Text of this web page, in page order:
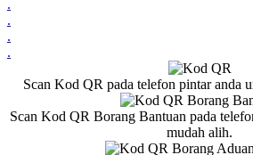
.
.
.
.
Scan Kod QR pada telefon pintar anda
Scan Kod QR Borang Bantuan pada
mudah alih.